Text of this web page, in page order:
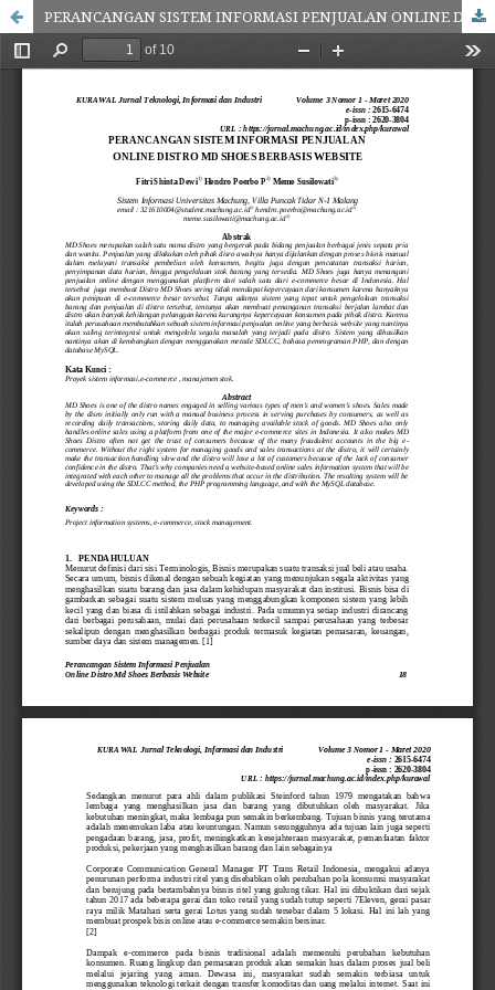
PERANCANGAN SISTEM INFORMASI PENJUALAN ONLINE DISTRO MD SHOES BERBASIS WEBSITE